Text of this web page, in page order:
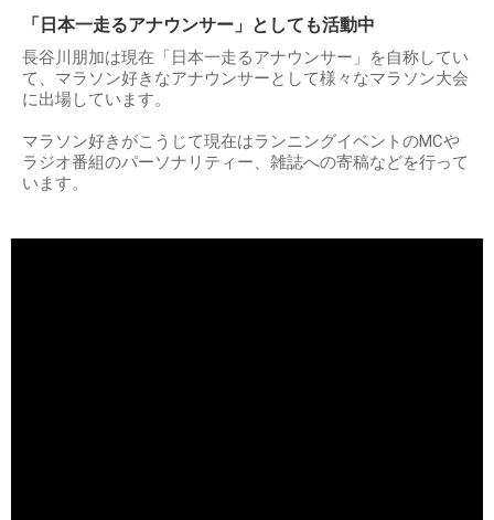
「日本一走るアナウンサー」としても活動中
長谷川朋加は現在「日本一走るアナウンサー」を自称してい
て、マラソン好きなアナウンサーとして様々なマラソン大会
に出場しています。
マラソン好きがこうじて現在はランニングイベントのMCや
ラジオ番組のパーソナリティー、雑誌への寄稿などを行って
います。